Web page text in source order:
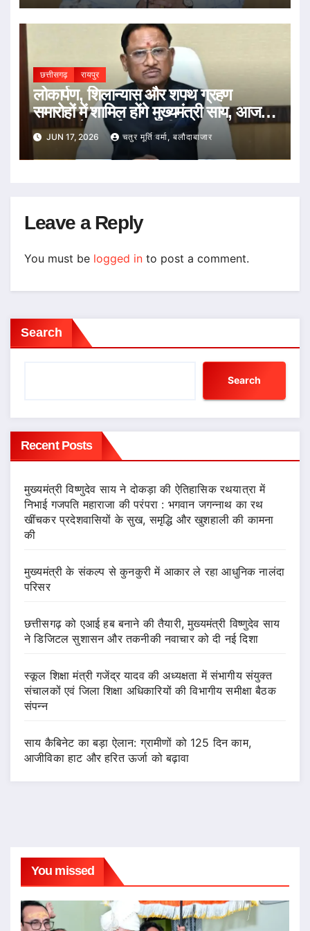
छत्तीसगढ़ रायपुर
लोकार्पण, शिलान्यास और शपथ ग्रहण
समारोहों में शामिल होंगे मुख्यमंत्री साय, आज
का पूरा दौरा कार्यक्रम जारी
JUN 17, 2026 चतुर मूर्ति वर्मा, बलौदाबाजार
Leave a Reply
You must be logged in to post a comment.
Search
Search
Recent Posts
मुख्यमंत्री विष्णुदेव साय ने दोकड़ा की ऐतिहासिक रथयात्रा में
निभाई गजपति महाराजा की परंपरा : भगवान जगन्नाथ का रथ
खींचकर प्रदेशवासियों के सुख, समृद्धि और खुशहाली की कामना
की
मुख्यमंत्री के संकल्प से कुनकुरी में आकार ले रहा आधुनिक नालंदा
परिसर
छत्तीसगढ़ को एआई हब बनाने की तैयारी, मुख्यमंत्री विष्णुदेव साय
ने डिजिटल सुशासन और तकनीकी नवाचार को दी नई दिशा
स्कूल शिक्षा मंत्री गजेंद्र यादव की अध्यक्षता में संभागीय संयुक्त
संचालकों एवं जिला शिक्षा अधिकारियों की विभागीय समीक्षा बैठक
संपन्न
साय कैबिनेट का बड़ा ऐलान: ग्रामीणों को 125 दिन काम,
आजीविका हाट और हरित ऊर्जा को बढ़ावा
You missed